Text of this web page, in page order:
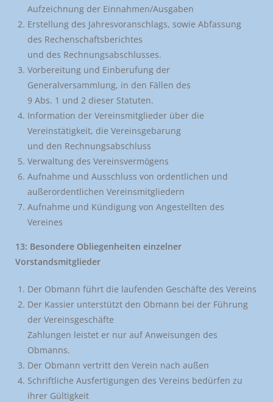
Aufzeichnung der Einnahmen/Ausgaben
Erstellung des Jahresvoranschlags, sowie Abfassung
des Rechenschaftsberichtes
und des Rechnungsabschlusses.
Vorbereitung und Einberufung der
Generalversammlung, in den Fällen des
9 Abs. 1 und 2 dieser Statuten.
Information der Vereinsmitglieder über die
Vereinstätigkeit, die Vereinsgebarung
und den Rechnungsabschluss
Verwaltung des Vereinsvermögens
Aufnahme und Ausschluss von ordentlichen und
außerordentlichen Vereinsmitgliedern
Aufnahme und Kündigung von Angestellten des
Vereines
13: Besondere Obliegenheiten einzelner
Vorstandsmitglieder
Der Obmann führt die laufenden Geschäfte des Vereins
Der Kassier unterstützt den Obmann bei der Führung
der Vereinsgeschäfte
Zahlungen leistet er nur auf Anweisungen des
Obmanns.
Der Obmann vertritt den Verein nach außen
Schriftliche Ausfertigungen des Vereins bedürfen zu
ihrer Gültigkeit